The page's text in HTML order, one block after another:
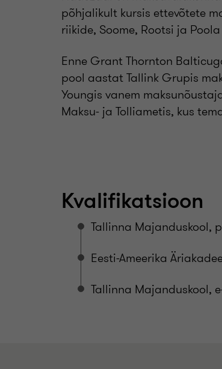
põhjalikult kursis ettevõtete
riikide, Soome, Rootsi ja
Enne Grant Thornton
pool aastat Tallink Grupis
Youngis vanem
Maksu- ja Tolliametis, kus
Kvalifikatsioon
Tallinna Majanduskool,
Eesti-Ameerika
Tallinna Majanduskool,